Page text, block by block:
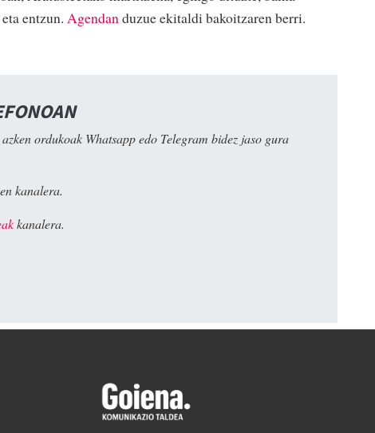
entzun. Agendanduzue ekitaldi bakoitzaren berri.
ordukoak Whatsapp edo Telegram bidez jaso gura
kanalera.
kanalera.